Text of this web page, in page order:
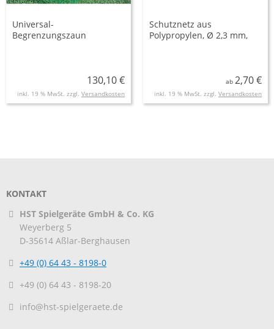
Universal-
Begrenzungszaun
130,10 €
inkl. 19 % MwSt. zzgl. Versandkosten
Schutznetz aus
Polypropylen, Ø 2,3 mm,
ab 2,70 €
inkl. 19 % MwSt. zzgl. Versandkosten
KONTAKT
HST Spielgeräte GmbH & Co. KG
Weyerberg 5
D-35614 Aßlar-Berghausen
+49 (0) 64 43 - 8198-0
+49 (0) 64 43 - 8198-20
info@hst-spielgeraete.de